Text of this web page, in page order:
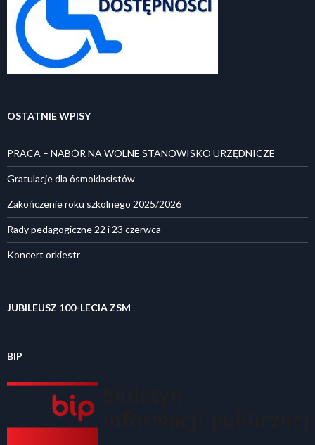
OSTATNIE WPISY
PRACA – NABÓR NA WOLNE STANOWISKO URZĘDNICZE
Gratulacje dla ósmoklasistów
Zakończenie roku szkolnego 2025/2026
Rady pedagogiczne 22 i 23 czerwca
Koncert orkiestr
JUBILEUSZ 100-LECIA ZSM
BIP